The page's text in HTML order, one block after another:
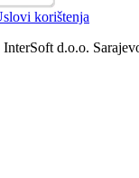
korištenja
d.o.o.